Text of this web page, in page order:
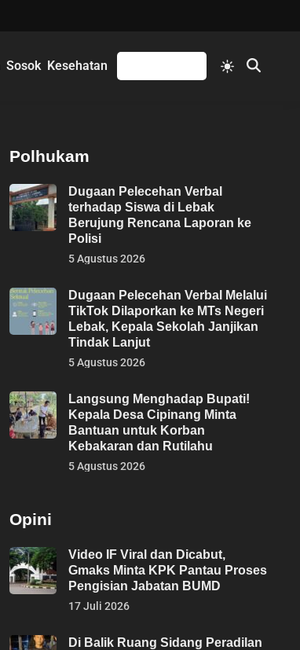
Sosok Kesehatan
Switch
to
Open
Polhukam
Dugaan Pelecehan Verbal
terhadap Siswa di Lebak
Berujung Rencana Laporan ke
Polisi
5 Agustus 2026
Dugaan Pelecehan Verbal Melalui
TikTok Dilaporkan ke MTs Negeri
Lebak, Kepala Sekolah Janjikan
Tindak Lanjut
5 Agustus 2026
Langsung Menghadap Bupati!
Kepala Desa Cipinang Minta
Bantuan untuk Korban
Kebakaran dan Rutilahu
5 Agustus 2026
Opini
Video IF Viral dan Dicabut,
Gmaks Minta KPK Pantau Proses
Pengisian Jabatan BUMD
17 Juli 2026
Di Balik Ruang Sidang Peradilan